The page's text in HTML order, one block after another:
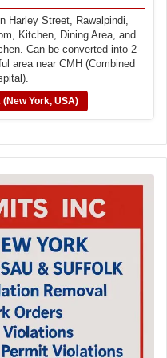
Harley Street, Rawalpindi,
Kitchen, Dining Area, and
Can be converted into 2-
area near CMH (Combined
York, USA)